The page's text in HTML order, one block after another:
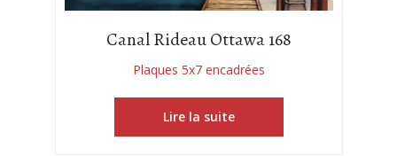
Canal Rideau Ottawa 168
Plaques 5x7 encadrées
Lire la suite